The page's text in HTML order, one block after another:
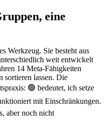
eine
Werkzeug. Sie besteht aus
weit entwickelt
14 Meta-Fähigkeiten
sortieren lassen. Die
🟢 bedeutet, ich setze
mit Einschränkungen.
aber noch nicht